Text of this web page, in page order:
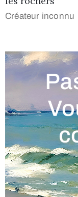
Créateur inconnu